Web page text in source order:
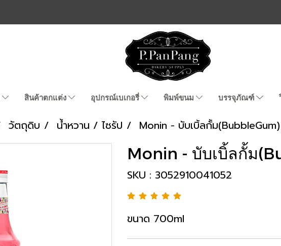
สินค้าตกแต่ง อุปกรณ์เบเกอรี่ พิมพ์ขนม บรรจุภัณฑ์
วัตถุดิบ น้ำหวาน / ไซรัป Monin - บับเบิ้ลกั้ม(BubbleGum)
Monin - บับเบิ้ลกั้ม
SKU : 3052910041052
ขนาด 700ml